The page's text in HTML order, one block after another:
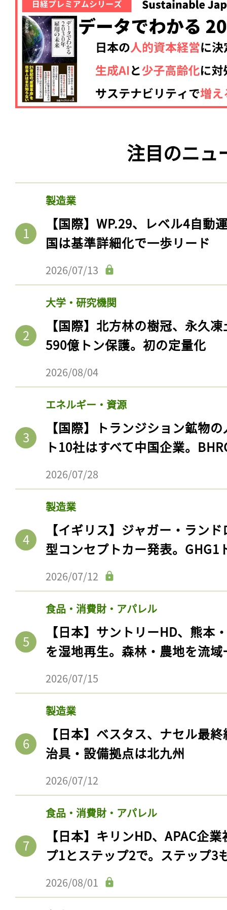
注目のニュ
製造業
【国際】WP.29、レベル4自動
国は基準詳細化で一歩リード
2026/07/13
大学・研究機関
【国際】北方林の樹冠、永久
590億トン保護。初の定量化
2026/08/04
エネルギー・資源
【国際】トランジション鉱物
ト10社はすべて中国企業。
2026/07/28
製造業
【イギリス】ジャガー・ラン
型コンセプトカー発表。GHG1
2026/07/12
食品・消費財・アパレル
【日本】サントリーHD、熊本
を湿地再生。森林・農地を流
2026/07/15
製造業
【日本】ベスタス、ナセル最
治具・設備拠点は北九州
2026/07/12
食品・消費財・アパレル
【日本】キリンHD、APAC企
プ1とステップ2で。ステップ3
2026/08/01
記事をお気に入りに
ログインが必